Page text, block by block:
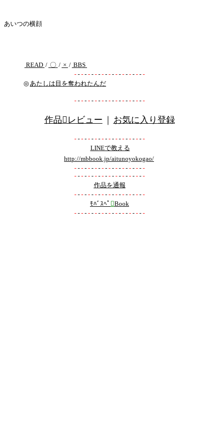
あいつの横顔
READ / 〇 / × / BBS
- - - - - - - - - - - - - - - - - - - - -
◎あたしは目を奪われたんだ
- - - - - - - - - - - - - - - - - - - - -
作品レビュー お気に入り登録
- - - - - - - - - - - - - - - - - - - - -
LINEで教える
http://mbbook.jp/aitunoyokogao/
- - - - - - - - - - - - - - - - - - - - -
- - - - - - - - - - - - - - - - - - - - -
作品を通報
- - - - - - - - - - - - - - - - - - - - -
ﾓﾊﾞｽﾍﾟ Book
- - - - - - - - - - - - - - - - - - - - -